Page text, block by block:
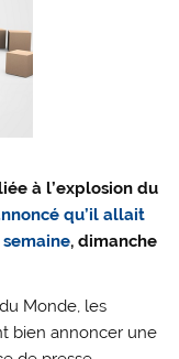
à l’explosion du
qu’il allait
, dimanche
Monde, les
bien annoncer une